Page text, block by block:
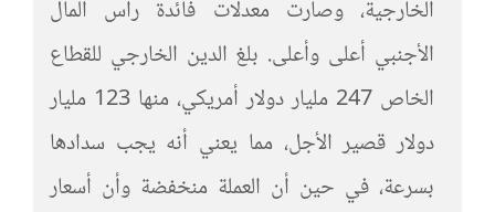
الخارجية، وصارت معدلات فائدة رأس المال
الأجنبي أعلى وأعلى. بلغ الدين الخارجي للقطاع
الخاص 247 مليار دولار أمريكي، منها 123 مليار
دولار قصير الأجل، مما يعني أنه يجب سدادها
بسرعة، في حين أن العملة منخفضة وأن أسعار